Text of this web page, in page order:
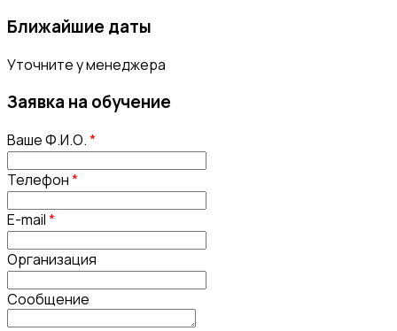
Ближайшие даты
Уточните у менеджера
Заявка на обучение
Ваше Ф.И.О.*
Телефон*
E-mail*
Организация
Сообщение